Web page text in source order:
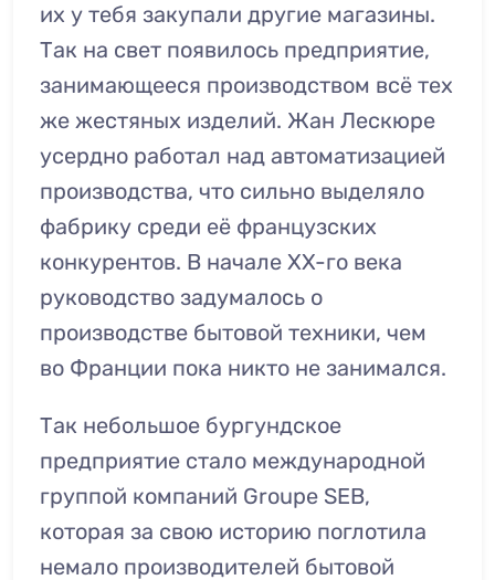
их у тебя закупали другие магазины.
Так на свет появилось предприятие,
занимающееся производством всё тех
же жестяных изделий. Жан Лескюре
усердно работал над автоматизацией
производства, что сильно выделяло
фабрику среди её французских
конкурентов. В начале XX-го века
руководство задумалось о
производстве бытовой техники, чем
во Франции пока никто не занимался.
Так небольшое бургундское
предприятие стало международной
группой компаний Groupe SEB,
которая за свою историю поглотила
немало производителей бытовой